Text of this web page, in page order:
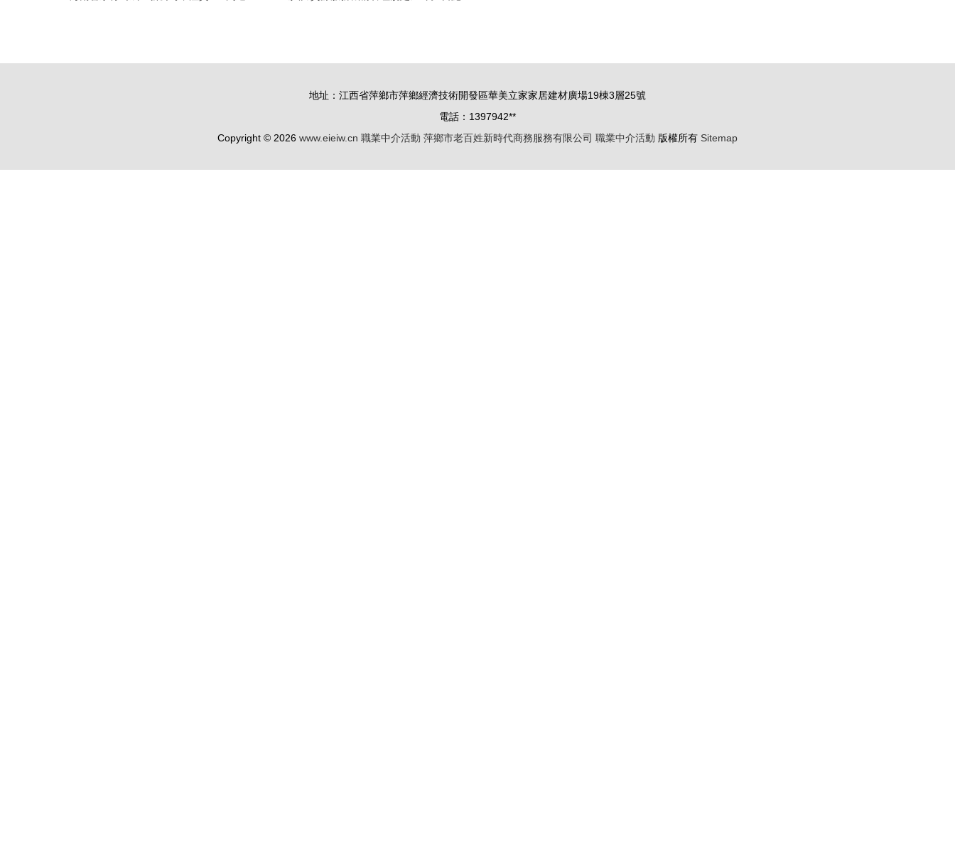
地址：江西省萍鄉市萍鄉經濟技術開發區華美立家家居建材廣場19棟3層25號
電話：1397942**
Copyright © 2026 www.eieiw.cn 職業中介活動 萍鄉市老百姓新時代商務服務有限公司 職業中介活動 版權所有 Sitemap